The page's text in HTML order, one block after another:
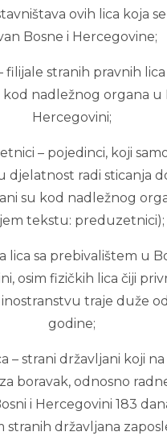
ovih lica koja
Bosne i Hercegovine;
filijale stranih pravnih
nadležnog organa u
Hercegovini;
– pojedinci, koji
djelatnost radi sticanja
su kod nadležnog
tekstu: preduzetnici);
lica sa prebivalištem u
osim fizičkih lica čiji
traje duže
godine;
– strani državljani koji
boravak, odnosno
i Hercegovini 183
stranih državljana